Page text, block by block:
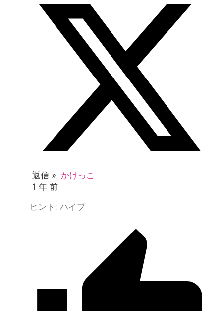
返信 » かけっこ
1 年 前
ヒント: ハイブ